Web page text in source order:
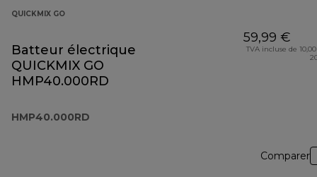
QUICKMIX GO
Batteur électrique
QUICKMIX GO
HMP40.000RD
HMP40.000RD
59,99 €
TVA incluse de
Comparer